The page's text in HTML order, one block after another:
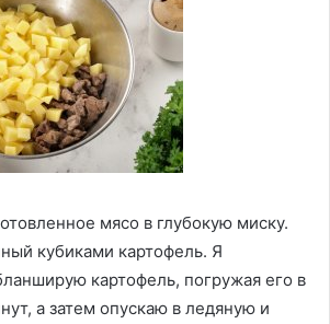
мясо в глубокую миску.
кубиками картофель. Я
картофель, погружая его в
а затем опускаю в ледяную и